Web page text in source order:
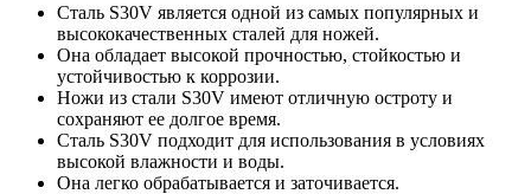
Сталь S30V является одной из самых популярных и
высококачественных сталей для ножей.
Она обладает высокой прочностью, стойкостью и
устойчивостью к коррозии.
Ножи из стали S30V имеют отличную остроту и
сохраняют ее долгое время.
Сталь S30V подходит для использования в условиях
высокой влажности и воды.
Она легко обрабатывается и заточивается.